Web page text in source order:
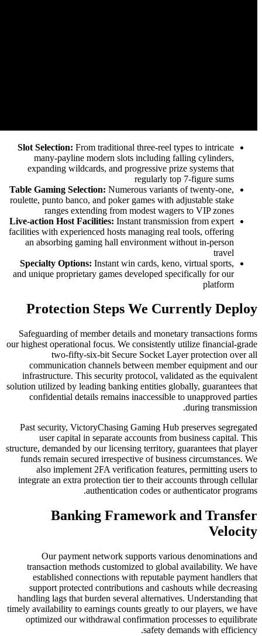
Slot Selection: From traditional three-
many-payline modern slots
expanding wildcards, and
Table Gaming Selection:Numerous
roulette, punto banco, and poker games
ranges extending from modest
Live-action Host Facilities:Instant
facilities with experienced hosts
an absorbing gaming hall
Specialty Options:Instant win cards,
and unique proprietary games
Protection Steps We
Safeguarding of member details and
our highest operational focus. We
two-fifty-six-bit Secure
communication channels between
infrastructure. This security protocol,
solution utilized by leading banking
confidential details remains
Past security, VictoryChasing Gaming
user capital in separate accounts
structure, demanded by our licensing
funds remain secured irrespective of
also implement 2FA verification
integrate an extra protection tier to
authentication
Banking
Our payment network supports
transaction methods customized to
established connections with
support protected contributions and
handling lags that burden several
timely availability to earnings counts
optimized our withdrawal